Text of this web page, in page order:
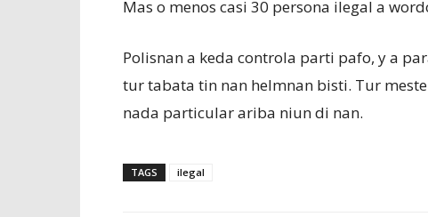
Mas o menos casi 30 persona ilegal a
Polisnan a keda controla parti pafo, y a
tur tabata tin nan helmnan bisti. Tur
nada particular ariba niun di nan.
TAGS ilegal